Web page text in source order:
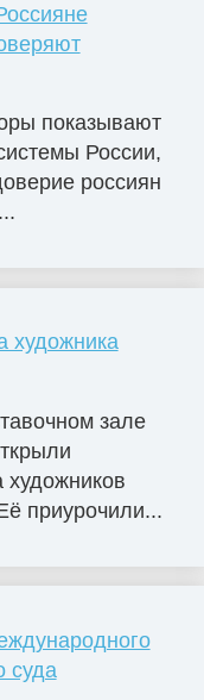
показывают
России,
россиян
художника
зале
художников
приурочили...
суда